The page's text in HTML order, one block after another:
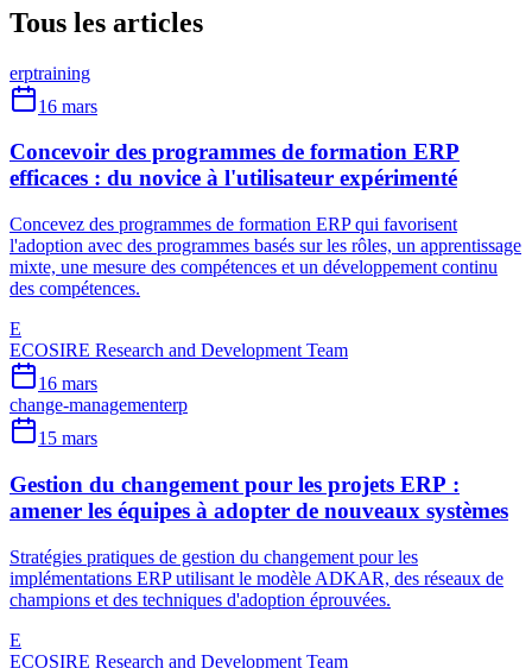
Tous les articles
erptraining
16 mars
Concevoir des programmes de formation ERP
efficaces : du novice à l'utilisateur expérimenté
Concevez des programmes de formation ERP qui favorisent
l'adoption avec des programmes basés sur les rôles, un apprentissage
mixte, une mesure des compétences et un développement continu
des compétences.
E
ECOSIRE Research and Development Team
16 mars
change-managementerp
15 mars
Gestion du changement pour les projets ERP :
amener les équipes à adopter de nouveaux systèmes
Stratégies pratiques de gestion du changement pour les
implémentations ERP utilisant le modèle ADKAR, des réseaux de
champions et des techniques d'adoption éprouvées.
E
ECOSIRE Research and Development Team